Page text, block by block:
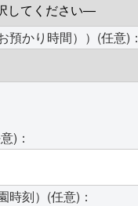
預かり時間））(任意)：
)：
時刻）(任意)：